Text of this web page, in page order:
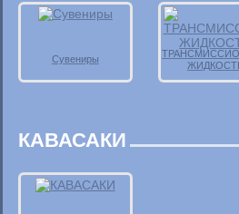
Сувениры
КАВАСАКИ